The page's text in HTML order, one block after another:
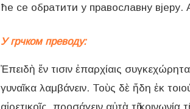
ће се обратити у православну
У грчком преводу:
Ἐπειδὴ ἔν τισιν ἐπαρχίαις
γυναῖκα λαμβάνειν. Τοὺς δὲ ἤδη ἐκ